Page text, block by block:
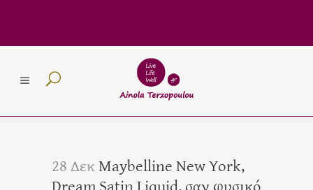
28 ΔεκMaybelline New York,
Dream Satin Liquid, σαν φυσικό